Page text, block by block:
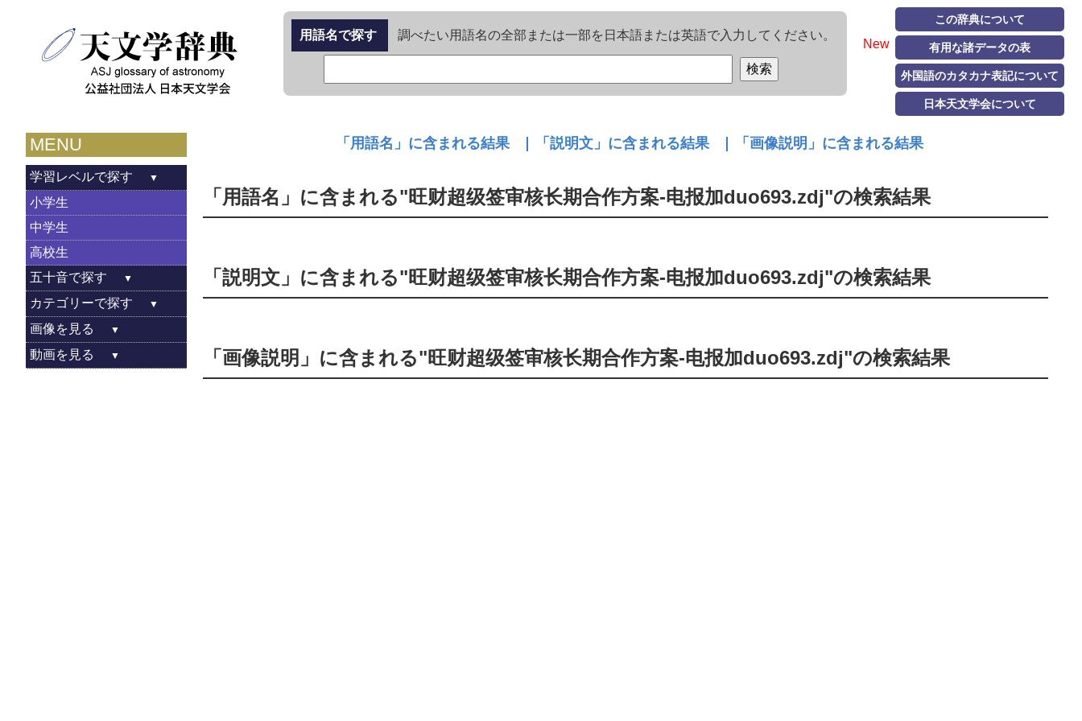
New
この辞典について
有用な諸データの表
外国語のカタカナ表記について
日本天文学会について
用語名で探す 調べたい用語名の全部または一部を日本語または英語で入力してください。
MENU
学習レベルで探す
小学生
中学生
高校生
五十音で探す
カテゴリーで探す
画像を見る
動画を見る
「用語名」に含まれる"旺财超级签审核长期合作方案-电报加duo693.zdj"の検索結果
「説明文」に含まれる"旺财超级签审核长期合作方案-电报加duo693.zdj"の検索結果
「画像説明」に含まれる"旺财超级签审核长期合作方案-电报加duo693.zdj"の検索結果